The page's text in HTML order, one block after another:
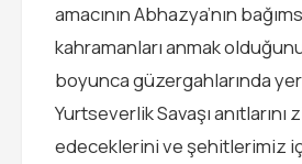
amacının Abhazya’nın
kahramanları anmak
boyunca güzergahlarında
Yurtseverlik Savaşı anıtlarını
edeceklerini ve şehitlerimiz